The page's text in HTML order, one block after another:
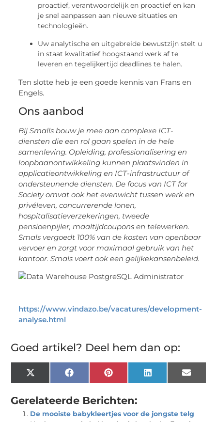
proactief, verantwoordelijk en proactief en kan
je snel aanpassen aan nieuwe situaties en
technologieën.
Uw analytische en uitgebreide bewustzijn stelt u
in staat kwalitatief hoogstaand werk af te
leveren en tegelijkertijd deadlines te halen.
Ten slotte heb je een goede kennis van Frans en
Engels.
Ons aanbod
Bij Smalls bouw je mee aan complexe ICT-
diensten die een rol gaan spelen in de hele
samenleving. Opleiding, professionalisering en
loopbaanontwikkeling kunnen plaatsvinden in
applicatieontwikkeling en ICT-infrastructuur of
ondersteunende diensten. De focus van ICT for
Society omvat ook het evenwicht tussen werk en
privéleven, concurrerende lonen,
hospitalisatieverzekeringen, tweede
pensioenpijler, maaltijdcoupons en telewerken.
Smals vergoedt 100% van de kosten van openbaar
vervoer en zorgt voor maximaal gebruik van het
kantoor. Smals voert ook een gelijkekansenbeleid.
https://www.vindazo.be/vacatures/development-
analyse.html
Goed artikel? Deel hem dan op:
X
(Twitter)
FacebookPinterestLinkedInEmail
Gerelateerde Berichten:
De mooiste babykleertjes voor de jongste telg